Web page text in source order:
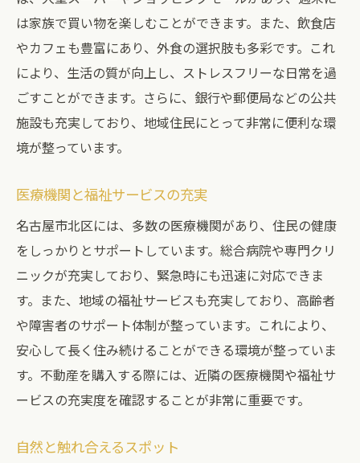
は家族で買い物を楽しむことができます。また、飲食店
やカフェも豊富にあり、外食の選択肢も多彩です。これ
により、生活の質が向上し、ストレスフリーな日常を過
ごすことができます。さらに、銀行や郵便局などの公共
施設も充実しており、地域住民にとって非常に便利な環
境が整っています。
医療機関と福祉サービスの充実
名古屋市北区には、多数の医療機関があり、住民の健康
をしっかりとサポートしています。総合病院や専門クリ
ニックが充実しており、緊急時にも迅速に対応できま
す。また、地域の福祉サービスも充実しており、高齢者
や障害者のサポート体制が整っています。これにより、
安心して長く住み続けることができる環境が整っていま
す。不動産を購入する際には、近隣の医療機関や福祉サ
ービスの充実度を確認することが非常に重要です。
自然と触れ合えるスポット